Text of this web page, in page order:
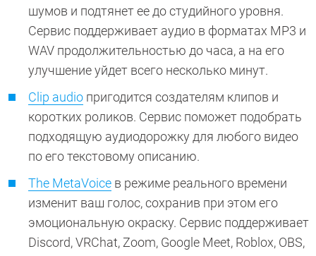
шумов и подтянет ее до студийного уровня.
Сервис поддерживает аудио в форматах MP3 и
WAV продолжительностью до часа, а на его
улучшение уйдет всего несколько минут.
Clip audio пригодится создателям клипов и
коротких роликов. Сервис поможет подобрать
подходящую аудиодорожку для любого видео
по его текстовому описанию.
The MetaVoice в режиме реального времени
изменит ваш голос, сохранив при этом его
эмоциональную окраску. Сервис поддерживает
Discord, VRChat, Zoom, Google Meet, Roblox, OBS,